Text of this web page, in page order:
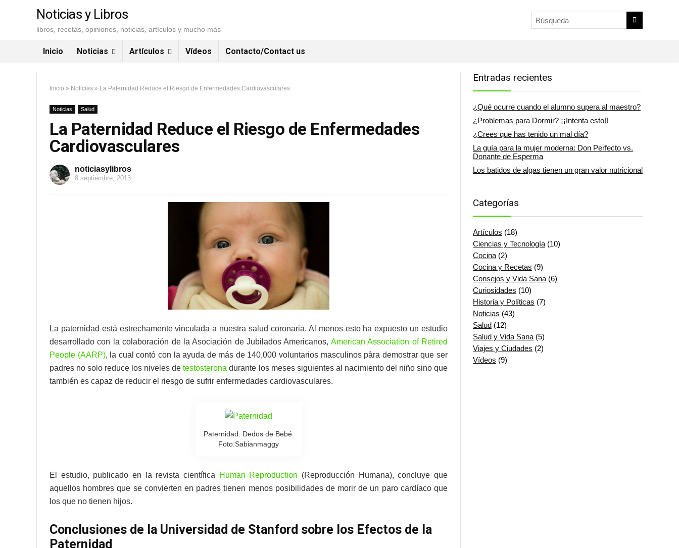
Noticias y Libros
libros, recetas, opiniones, noticias, artículos y mucho más
Inicio Noticias Artículos Vídeos Contacto/Contact us
Inicio » Noticias » La Paternidad Reduce el Riesgo de Enfermedades Cardiovasculares
Noticias Salud
La Paternidad Reduce el Riesgo de Enfermedades
Cardiovasculares
noticiasylibros
8 septiembre, 2013
La paternidad está estrechamente vinculada a nuestra salud coronaria. Al menos esto ha expuesto un estudio
desarrollado con la colaboración de la Asociación de Jubilados Americanos, American Association of Retired
People (AARP), la cual contó con la ayuda de más de 140,000 voluntarios masculinos pàra demostrar que ser
padres no solo reduce los niveles detestosterona durante los meses siguientes al nacimiento del niño sino que
también es capaz de reducir el riesgo de sufrir enfermedades cardiovasculares.
Paternidad. Dedos de Bebé.
Foto:Sabianmaggy
El estudio, publicado en la revista científica Human Reproduction (Reproducción Humana), concluye que
aquellos hombres que se convierten en padres tienen menos posibilidades de morir de un paro cardíaco que
los que no tienen hijos.
Conclusiones de la Universidad de Stanford sobre los Efectos de la
Paternidad
Entradas recientes
¿Qué ocurre cuando el alumno supera al maestro?
¿Problemas para Dormir? ¡¡Intenta esto!!
¿Crees que has tenido un mal día?
La guía para la mujer moderna: Don Perfecto vs.
Donante de Esperma
Los batidos de algas tienen un gran valor nutricional
Categorías
Artículos (18)
Ciencias y Tecnología (10)
Cocina (2)
Cocina y Recetas (9)
Consejos y Vida Sana (6)
Curiosidades (10)
Historia y Políticas (7)
Noticias (43)
Salud (12)
Salud y Vida Sana (5)
Viajes y Ciudades (2)
Vídeos (9)